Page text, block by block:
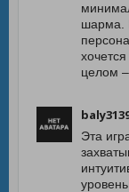
шарма.
целом
Эта